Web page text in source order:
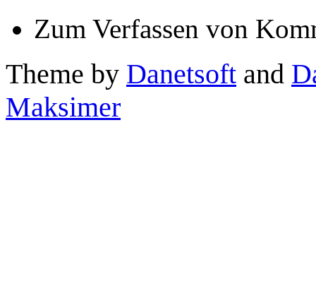
Zum Verfassen von
Theme by Danetsoft and
Maksimer